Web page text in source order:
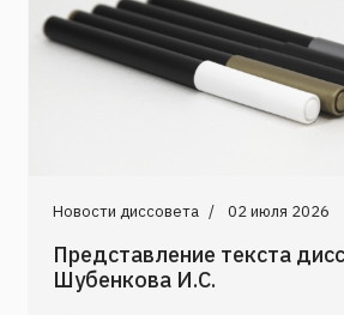
Новости диссовета 02 июля 2026
Представление текста
Шубенкова И.С.